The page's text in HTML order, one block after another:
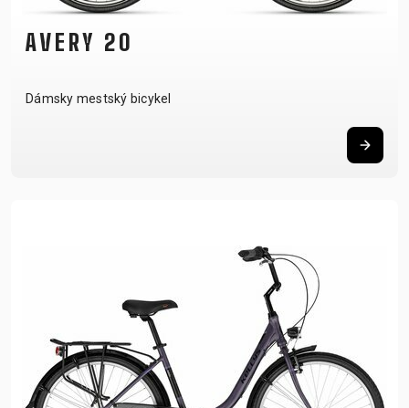
AVERY 20
Dámsky mestský bicykel